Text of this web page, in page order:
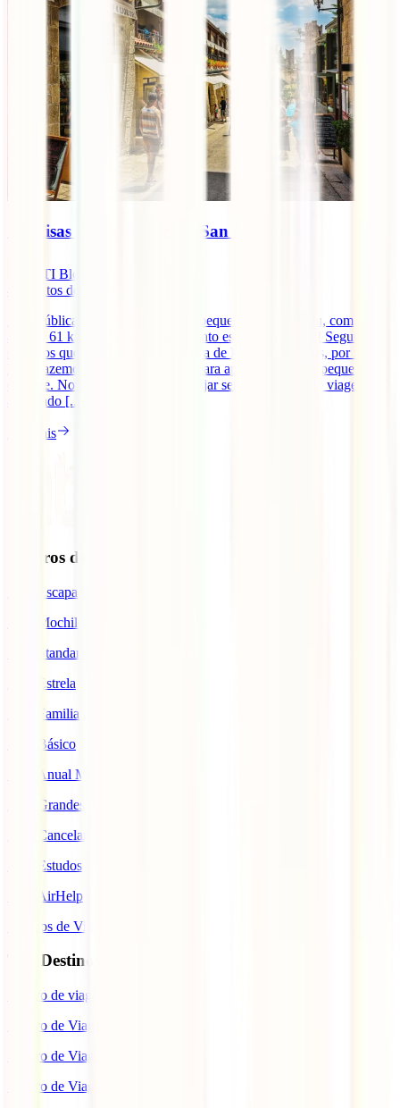
10 coisas a não perder em San Marino
IATI Blog
minutos de leitura
A República de San Marino é um pequeno país europeu, com
apenas 61 km2 e que tem um encanto especial. Na IATI Seguros
sabemos que estás sempre à procura de lugares especiais, por isso
hoje trazemos-te dicas de viagem para aproveitares este pequeno
enclave. No entanto, não deves viajar sem um seguro de viagem
adequado [...]
Ler mais
Seguros de Viagem
IATI Escapadinhas
IATI Mochileiro
IATI Standard
IATI Estrela
IATI Familia
IATI Básico
IATI Anual Multiviagem
IATI Grandes Viajantes
IATI Cancelamento Premium
IATI Estudos
IATI AirHelp
Seguros de Viagem
Top Destinos
Seguro de viagem para o Japão
Seguro de Viagem para os EUA
Seguro de Viagem para o Brasil
Seguro de Viagem para Tailândia